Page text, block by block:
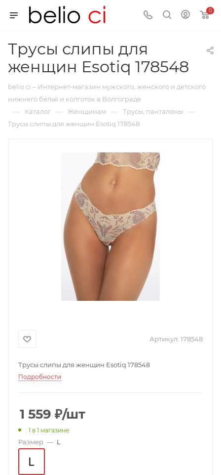
0
Трусы слипы для
женщин Esotiq 178548
belio ci – Интернет-магазин мужского, женского и детского
нижнего белья и колготок в Волгограде
— Каталог — Женщинам — Трусы, панталоны —
Трусы слипы для женщин Esotiq 178548
Артикул: 178548
Трусы слипы для женщин Esotiq 178548
Подробности
1 559 ₽/шт
: 1 в 1 магазине
Размер — L